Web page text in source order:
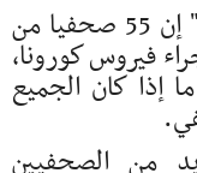
قالت منظمة "برس امبليم كامبين" إن 55 صحفيا من
فيروس كورونا،
إذا كان الجميع
من الصحفيين